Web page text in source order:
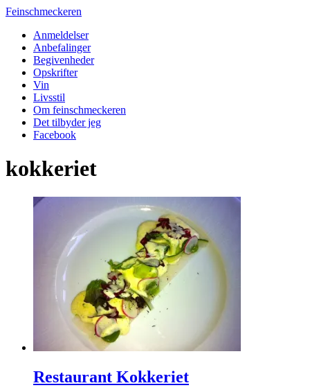
Feinschmeckeren
Anmeldelser
Anbefalinger
Begivenheder
Opskrifter
Vin
Livsstil
Om feinschmeckeren
Det tilbyder jeg
Facebook
kokkeriet
Restaurant Kokkeriet